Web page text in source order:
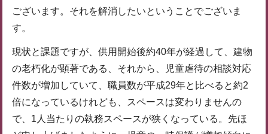
ございます。それを解消したいということでございま
す。
現状と課題ですが、供用開始後約40年が経過して、建物
の老朽化が顕著である、それから、児童虐待の相談対応
件数が増加していて、職員数が平成29年と比べると約2
倍になっているけれども、スペースは変わりませんの
で、1人当たりの執務スペースが狭くなっている。先ほ